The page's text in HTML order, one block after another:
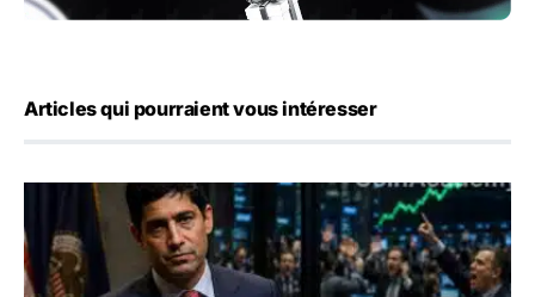
Articles qui pourraient vous intéresser
Emploi américain : 23 000 postes détruits en juillet, les